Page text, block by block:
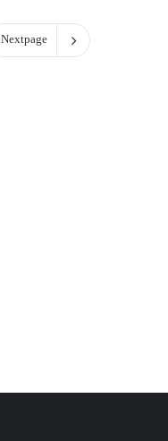
Next page